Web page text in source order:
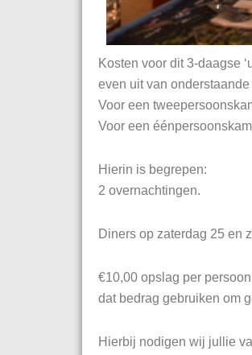
Kosten voor dit 3-daagse
even uit van
Voor een
Voor een
Hierin is begrepen:
2 overnachtingen.
Diners op zaterdag 25 en
€10,00 opslag per
dat bedrag gebruiken om
Hierbij nodigen wij jullie